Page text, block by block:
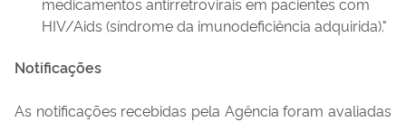
HIV/Aids (síndrome da imunodeficiência adquirida)."
Notificações
As notificações recebidas pela Agência foram avaliadas